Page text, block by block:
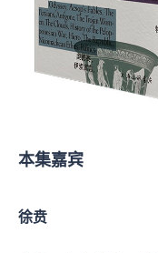
本集嘉宾
徐贲